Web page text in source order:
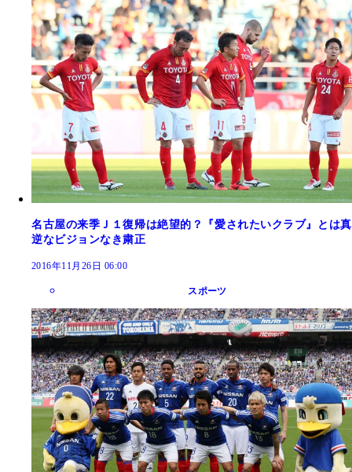
名古屋の来季Ｊ１復帰は絶望的？『愛されたいクラブ』とは真
逆なビジョンなき粛正
2016年11月26日 06:00
スポーツ